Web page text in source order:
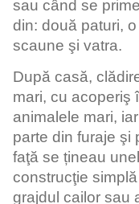
sau când se
din: două paturi,
scaune şi vatra.
După casă,
mari, cu acoperiş
animalele mari,
parte din furaje şi
faţă se țineau
construcţie
grajdul cailor sau